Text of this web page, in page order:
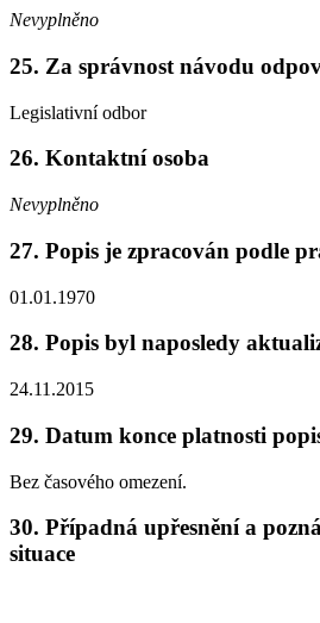
Nevyplněno
25. Za správnost návodu
Legislativní odbor
26. Kontaktní osoba
Nevyplněno
27. Popis je zpracován podle
01.01.1970
28. Popis byl naposledy
24.11.2015
29. Datum konce platnosti
Bez časového omezení.
30. Případná upřesnění a
situace